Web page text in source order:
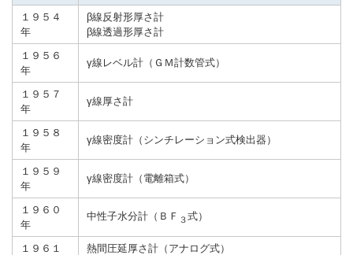
１９５４
年
β線反射形厚さ計
β線透過形厚さ計
１９５６
年
γ線レベル計（ＧＭ計数管式）
１９５７
年
γ線厚さ計
１９５８
年
γ線密度計（シンチレーション式検出器）
１９５９
年
γ線密度計（電離箱式）
１９６０
年
中性子水分計（ＢＦ ３式）
１９６１
熱間圧延厚さ計（アナログ式）